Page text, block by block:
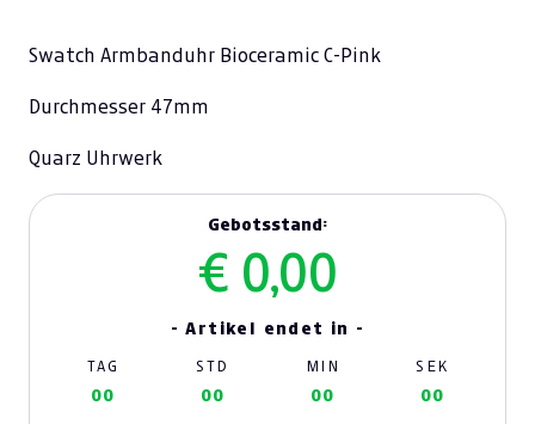
Swatch Armbanduhr Bioceramic C-Pink
Durchmesser 47mm
Quarz Uhrwerk
Gebotsstand:
€ 0,00
- Artikel endet in -
TAG STD MIN SEK
00 00 00 00